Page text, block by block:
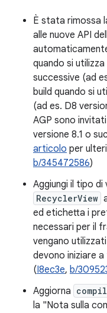
È stata rimossa
alle nuove API
quando si utilizza
successive (ad
build quando si
(ad es. D8
AGP sono
versione 8.1 o
articolo per
b/345472586)
Aggiungi il tipo
RecyclerView
ed etichetta i
necessari per il
vengano
devono iniziare
(I8ec3e, b/
Aggiorna
la "Nota sulla